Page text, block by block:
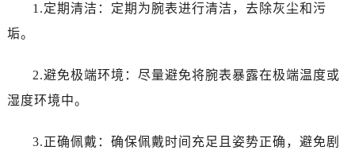
1.定期清洁：定期为腕表进行清洁，去除灰尘和污
垢。
2.避免极端环境：尽量避免将腕表暴露在极端温度或
湿度环境中。
3.正确佩戴：确保佩戴时间充足且姿势正确，避免剧